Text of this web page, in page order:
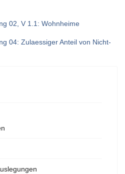
02, V 1.1: Wohnheime
04: Zulaessiger Anteil von Nicht-